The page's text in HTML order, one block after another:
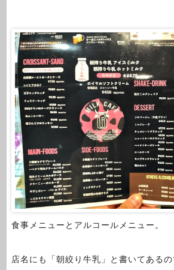
食事メニューとアルコールメニュー。
店名にも「朝絞り牛乳」と書いてある